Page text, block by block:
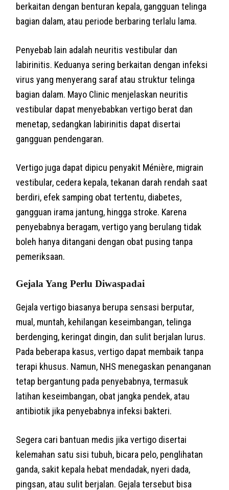
berkaitan dengan benturan kepala, gangguan telinga
bagian dalam, atau periode berbaring terlalu lama.
Penyebab lain adalah neuritis vestibular dan
labirinitis. Keduanya sering berkaitan dengan infeksi
virus yang menyerang saraf atau struktur telinga
bagian dalam. Mayo Clinic menjelaskan neuritis
vestibular dapat menyebabkan vertigo berat dan
menetap, sedangkan labirinitis dapat disertai
gangguan pendengaran.
Vertigo juga dapat dipicu penyakit Ménière, migrain
vestibular, cedera kepala, tekanan darah rendah saat
berdiri, efek samping obat tertentu, diabetes,
gangguan irama jantung, hingga stroke. Karena
penyebabnya beragam, vertigo yang berulang tidak
boleh hanya ditangani dengan obat pusing tanpa
pemeriksaan.
Gejala Yang Perlu Diwaspadai
Gejala vertigo biasanya berupa sensasi berputar,
mual, muntah, kehilangan keseimbangan, telinga
berdenging, keringat dingin, dan sulit berjalan lurus.
Pada beberapa kasus, vertigo dapat membaik tanpa
terapi khusus. Namun, NHS menegaskan penanganan
tetap bergantung pada penyebabnya, termasuk
latihan keseimbangan, obat jangka pendek, atau
antibiotik jika penyebabnya infeksi bakteri.
Segera cari bantuan medis jika vertigo disertai
kelemahan satu sisi tubuh, bicara pelo, penglihatan
ganda, sakit kepala hebat mendadak, nyeri dada,
pingsan, atau sulit berjalan. Gejala tersebut bisa